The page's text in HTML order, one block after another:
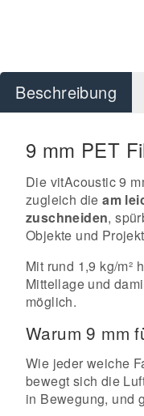
Beschreibung
9 mm PET
Die vitAcoustic 9
zugleich dieam
zuschneiden,
Objekte und
Mit rund 1,9 kg/m²
Mittellage und
möglich.
Warum 9 mm
Wie jeder weiche
bewegt sich die
in Bewegung, und